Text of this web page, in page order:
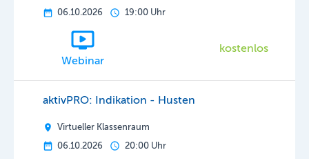
06.10.2026
19:00 Uhr
Webinar
kostenlos
aktivPRO: Indikation - Husten
Virtueller Klassenraum
06.10.2026
20:00 Uhr